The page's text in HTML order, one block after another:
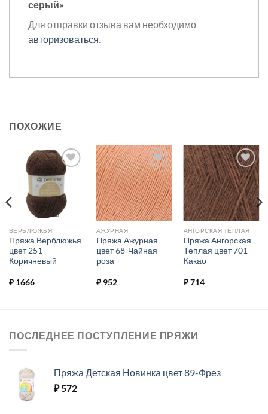
серый»
Для отправки отзыва вам необходимо
авторизоваться
ПОХОЖИЕ
Добавить в
избранное.
ВЕРБЛЮЖЬЯ
Пряжа Верблюжья
цвет 251-
Коричневый
₽1666
Добавить в
избранное.
АЖУРНАЯ
Пряжа Ажурная
цвет 68-Чайная
роза
₽952
Добавить в
избранное.
АНГОРСКАЯ ТЕПЛАЯ
Пряжа Ангорская
Теплая цвет 701-
Какао
₽714
ПОСЛЕДНЕЕ ПОСТУПЛЕНИЕ ПРЯЖИ
Пряжа Детская Новинка цвет 89-Фрез
₽572